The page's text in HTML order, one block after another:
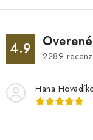
v
p
i
u
4.9 2289
Hana